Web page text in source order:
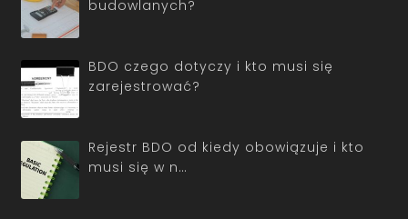
budowlanych?
BDO czego dotyczy i kto musi się
zarejestrować?
Rejestr BDO od kiedy obowiązuje i kto
musi się w n…